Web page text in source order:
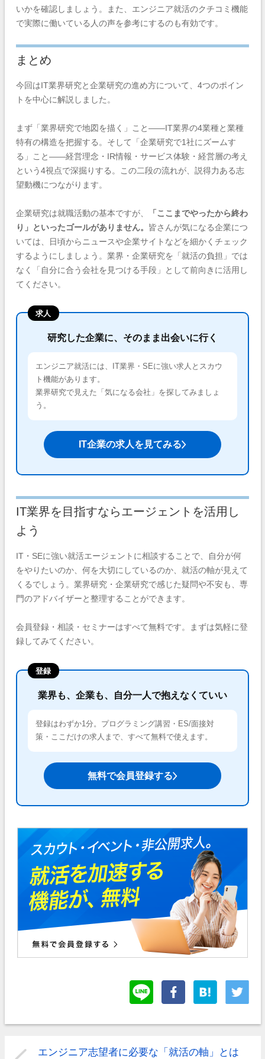
いかを確認しましょう。また、エンジニア就活のクチコミ機能
で実際に働いている人の声を参考にするのも有効です。
まとめ
今回はIT業界研究と企業研究の進め方について、4つのポイン
トを中心に解説しました。
まず「業界研究で地図を描く」こと——IT業界の4業種と業種
特有の構造を把握する。そして「企業研究で1社にズームす
る」こと——経営理念・IR情報・サービス体験・経営層の考え
という4視点で深掘りする。この二段の流れが、説得力ある志
望動機につながります。
企業研究は就職活動の基本ですが、
「ここまでやったから終わ
り」といったゴールがありません。 皆さんが気になる企業につ
いては、日頃からニュースや企業サイトなどを細かくチェック
するようにしましょう。業界・企業研究を「就活の負担」では
なく「自分に合う会社を見つける手段」として前向きに活用し
てください。
求人
研究した企業に、そのまま出会いに行く
エンジニア就活には、IT業界・SEに強い求人とスカウ
ト機能があります。
業界研究で見えた「気になる会社」を探してみましょ
う。
IT企業の求人を見てみる
IT業界を目指すならエージェントを活用し
よう
IT・SEに強い就活エージェントに相談することで、自分が何
をやりたいのか、何を大切にしているのか、就活の軸が見えて
くるでしょう。業界研究・企業研究で感じた疑問や不安も、専
門のアドバイザーと整理することができます。
会員登録・相談・セミナーはすべて無料です。まずは気軽に登
録してみてください。
登録
業界も、企業も、自分一人で抱えなくていい
登録はわずか1分。プログラミング講習・ES/面接対
策・ここだけの求人まで、すべて無料で使えます。
無料で会員登録する
エンジニア志望者に必要な「就活の軸」とは